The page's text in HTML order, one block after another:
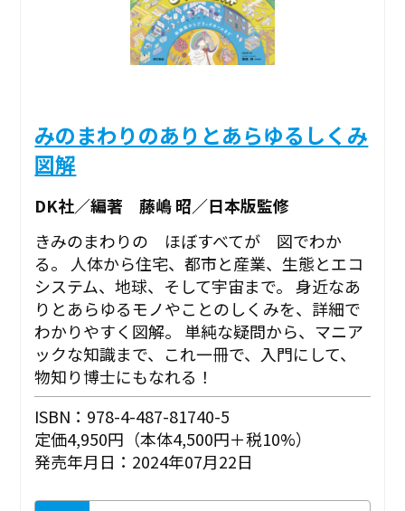
みのまわりのありとあらゆるしくみ
図解
DK社／編著 藤嶋 昭／日本版監修
きみのまわりの ほぼすべてが 図でわか
る。 人体から住宅、都市と産業、生態とエコ
システム、地球、そして宇宙まで。 身近なあ
りとあらゆるモノやことのしくみを、詳細で
わかりやすく図解。 単純な疑問から、マニア
ックな知識まで、これ一冊で、入門にして、
物知り博士にもなれる！
ISBN：978-4-487-81740-5
定価4,950円（本体4,500円＋税10%）
発売年月日：2024年07月22日